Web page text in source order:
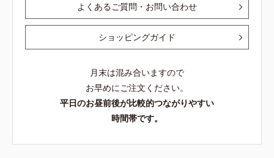
よくあるご質問・お問い合わせ
ショッピングガイド
月末は混み合いますので
お早めにご注文ください。
平日のお昼前後が比較的つながりやすい
時間帯です。